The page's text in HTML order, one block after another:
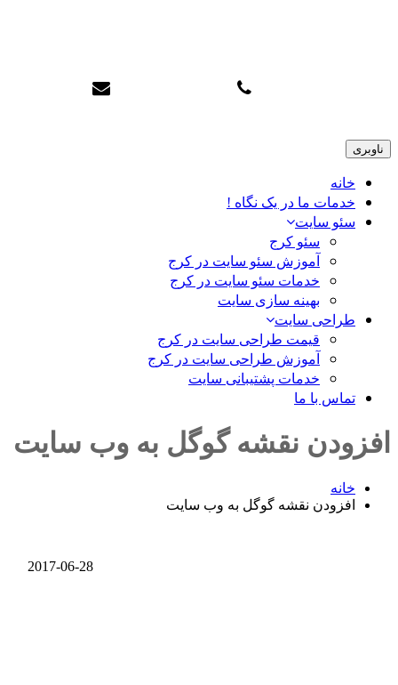
ناوبری
خانه
خدمات ما در یک نگاه !
سئو سایت
سئو کرج
آموزش سئو سایت در کرج
خدمات سئو سایت در کرج
بهینه سازی سایت
طراحی سایت
قیمت طراحی سایت در کرج
آموزش طراحی سایت در کرج
خدمات پشتیبانی سایت
تماس با ما
افزودن نقشه گوگل به وب سایت
خانه
افزودن نقشه گوگل به وب سایت
2017-06-28